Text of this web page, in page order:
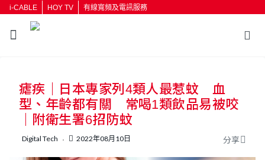
i-CABLE HOY TV 有線寬頻及電訊服務
按輸入鍵開始搜尋
瘧疾｜日本專家列4類人最惹蚊 血
型、年齡都有關 常喝1類飲品易被咬
｜附衛生署6招防蚊
Digital Tech 2022年08月10日 分享